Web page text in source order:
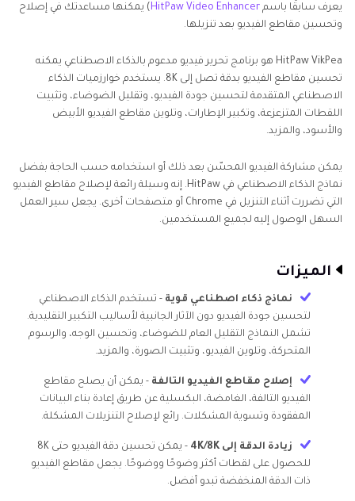
يعرف سابقًا باسم HitPaw Video Enhancer) يمكنها مساعدتك في إصلاح
وتحسين مقاطع الفيديو بعد تنزيلها.
HitPaw VikPea هو برنامج تحرير فيديو مدعوم بالذكاء الاصطناعي يمكنه
تحسين مقاطع الفيديو بدقة تصل إلى 8K. يستخدم خوارزميات الذكاء
الاصطناعي المتقدمة لتحسين جودة الفيديو، وتقليل الضوضاء، وتثبيت
اللقطات المتزعزعة، وتكبير الإطارات، وتلوين مقاطع الفيديو الأبيض
والأسود، والمزيد.
يمكن مشاركة الفيديو المحسّن بعد ذلك أو استخدامه حسب الحاجة بفضل
نماذج الذكاء الاصطناعي في HitPaw. إنه وسيلة رائعة لإصلاح مقاطع الفيديو
التي تضررت أثناء التنزيل في Chrome أو متصفحات أخرى. يجعل سير العمل
السهل الوصول إليه لجميع المستخدمين.
الميزات
نماذج ذكاء اصطناعي قوية - تستخدم الذكاء الاصطناعي
لتحسين جودة الفيديو دون الآثار الجانبية لأساليب التكبير التقليدية.
تشمل النماذج التقليل العام للضوضاء، وتحسين الوجه، والرسوم
المتحركة، وتلوين الفيديو، وتثبيت الصورة، والمزيد.
إصلاح مقاطع الفيديو التالفة - يمكن أن يصلح مقاطع
الفيديو التالفة، الغامضة، البكسلية عن طريق إعادة بناء البيانات
المفقودة وتسوية المشكلات. رائع لإصلاح التنزيلات المشكلة.
زيادة الدقة إلى 4K/8K
- يمكن تحسين دقة الفيديو حتى 8K
للحصول على لقطات أكثر وضوحًا ووضوحًا. يجعل مقاطع الفيديو
ذات الدقة المنخفضة تبدو أفضل.